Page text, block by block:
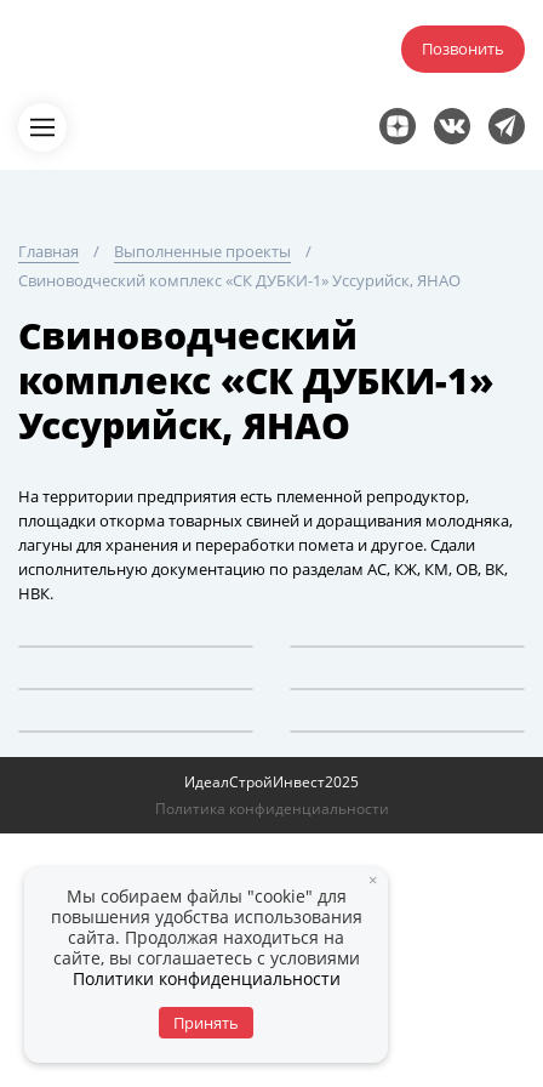
Позвонить
Главная
Выполненные проекты
Свиноводческий комплекс «СК ДУБКИ-1» Уссурийск, ЯНАО
Свиноводческий
комплекс «СК ДУБКИ-1»
Уссурийск, ЯНАО
На территории предприятия есть племенной репродуктор,
площадки откорма товарных свиней и доращивания молодняка,
лагуны для хранения и переработки помета и другое. Сдали
исполнительную документацию по разделам АС, КЖ, КМ, ОВ, ВК,
НВК.
ИдеалСтройИнвест2025
Политика конфиденциальности
×
Мы собираем файлы "cookie" для
повышения удобства использования
сайта. Продолжая находиться на
сайте, вы соглашаетесь с условиями
Политики конфиденциальности
Принять